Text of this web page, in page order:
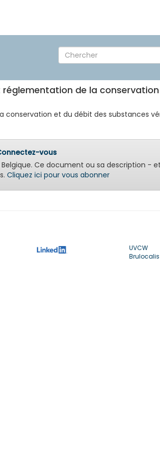
réglementation de la
et du débit des substances
vous
Ce document ou sa description -
Cliquez ici pour vous abonner
UVCW
Brulocalis